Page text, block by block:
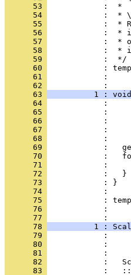
      53
            :  *
      54
:  *
      55
:  *
      56
:  *
      57
:  *
      58
:  *
      59
            :  */
      60
:
      61
:
      62
:
      63
1 :
      64
:
      65
:
      66
:
      67
:
      68
:
      69
:
      70
:
      71
:
      72
            :   }
      73
            : }
      74
            :
      75
:
      76
:
      77
:
      78
1 :
      79
:
      80
:
      81
:
      82
:
      83
: